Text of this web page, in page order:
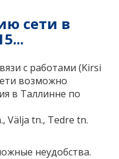
сети в
с работами (Kirsi
возможно
в Таллинне по
Välja tn., Tedre tn.
неудобства.